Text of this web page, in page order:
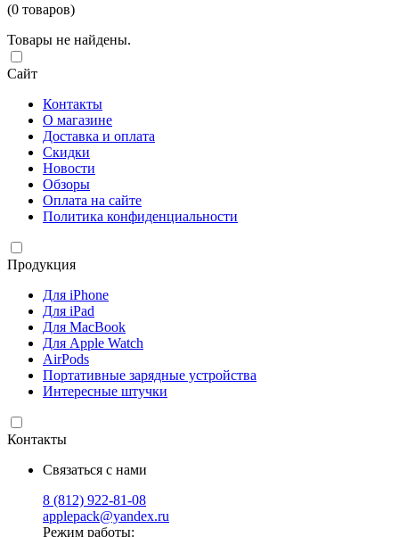
(0 товаров)
Товары не найдены.
Сайт
Контакты
О магазине
Доставка и оплата
Скидки
Новости
Обзоры
Оплата на сайте
Политика конфиденциальности
Продукция
Для iPhone
Для iPad
Для MacBook
Для Apple Watch
AirPods
Портативные зарядные устройства
Интересные штучки
Контакты
Связаться с нами
8 (812) 922-81-08
applepack@yandex.ru
Режим работы: